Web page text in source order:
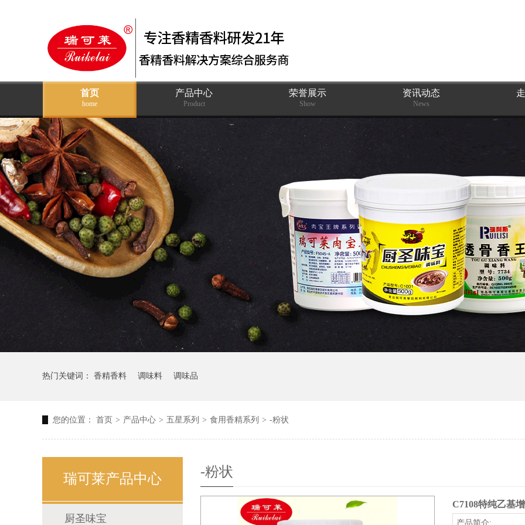
首页
home
产品中心
Product
荣誉展示
Show
资讯动态
News
热门关键词： 香精香料 调味料 调味品
您的位置： 首页 > 产品中心 > 五星系列 > 食用香精系列 > -粉状
瑞可莱产品中心
厨圣味宝
-粉状
C7108特纯乙基
产品简介: